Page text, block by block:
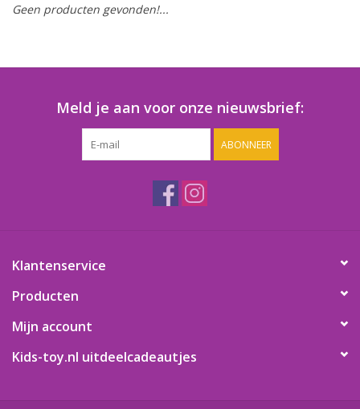
Lege capsules
Speelgoedpakketten
Gevulde capsules & mixen
Snoep / kauwgomballen
Geen producten gevonden!...
Meld je aan voor onze nieuwsbrief:
ABONNEER
Klantenservice
Producten
Mijn account
Kids-toy.nl uitdeelcadeautjes